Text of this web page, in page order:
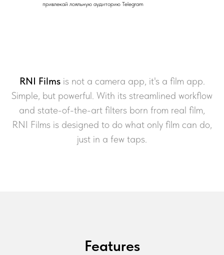
привлекай лояльную аудиторию Telegram
RNI Filmsis not a camera app, it's a film app.
Simple, but powerful. With its streamlined workflow
and state-of-the-art filters born from real film,
RNI Films is designed to do what only film can do,
just in a few taps.
Features